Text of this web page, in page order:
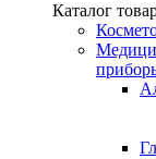
Каталог